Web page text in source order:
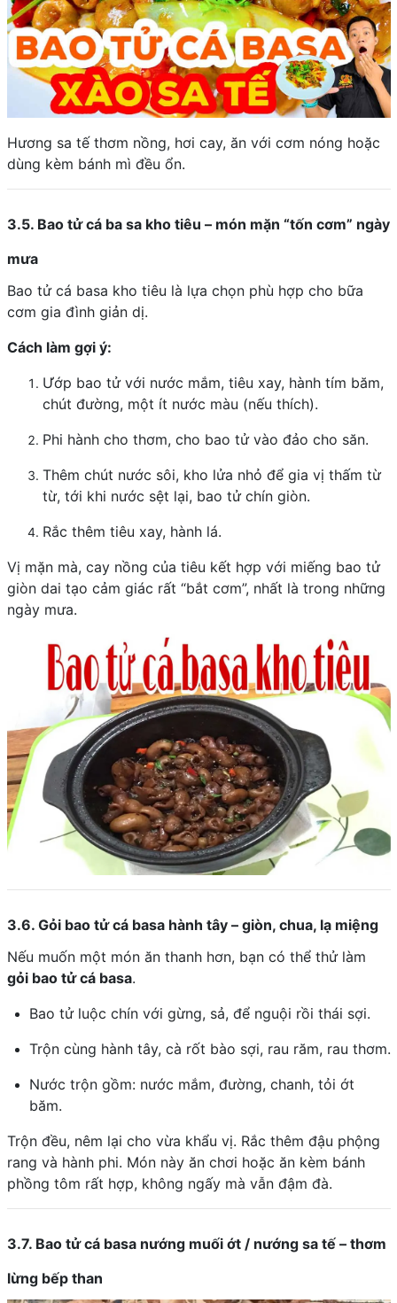
Hương sa tế thơm nồng, hơi cay, ăn với cơm nóng hoặc
dùng kèm bánh mì đều ổn.
3.5. Bao tử cá ba sa kho tiêu – món mặn “tốn cơm” ngày
mưa
Bao tử cá basa kho tiêu là lựa chọn phù hợp cho bữa
cơm gia đình giản dị.
Cách làm gợi ý:
Ướp bao tử với nước mắm, tiêu xay, hành tím băm,
chút đường, một ít nước màu (nếu thích).
Phi hành cho thơm, cho bao tử vào đảo cho săn.
Thêm chút nước sôi, kho lửa nhỏ để gia vị thấm từ
từ, tới khi nước sệt lại, bao tử chín giòn.
Rắc thêm tiêu xay, hành lá.
Vị mặn mà, cay nồng của tiêu kết hợp với miếng bao tử
giòn dai tạo cảm giác rất “bắt cơm”, nhất là trong những
ngày mưa.
3.6. Gỏi bao tử cá basa hành tây – giòn, chua, lạ miệng
Nếu muốn một món ăn thanh hơn, bạn có thể thử làm
gỏi bao tử cá basa.
Bao tử luộc chín với gừng, sả, để nguội rồi thái sợi.
Trộn cùng hành tây, cà rốt bào sợi, rau răm, rau thơm.
Nước trộn gồm: nước mắm, đường, chanh, tỏi ớt
băm.
Trộn đều, nêm lại cho vừa khẩu vị. Rắc thêm đậu phộng
rang và hành phi. Món này ăn chơi hoặc ăn kèm bánh
phồng tôm rất hợp, không ngấy mà vẫn đậm đà.
3.7. Bao tử cá basa nướng muối ớt / nướng sa tế – thơm
lừng bếp than